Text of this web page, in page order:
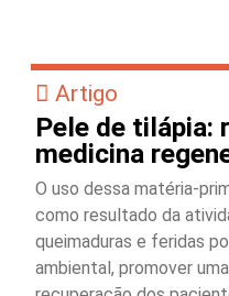
Artigo
Pele de tilápia:
medicina
O uso dessa matéria-
como resultado da
queimaduras e feridas
ambiental, promover